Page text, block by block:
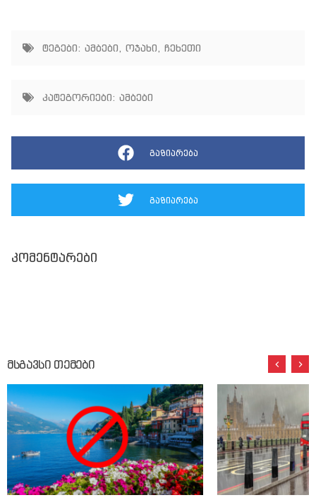
ტეგები: ამბები, ოჯახი, ჩეხეთი
კატეგორიები: ამბები
გაზიარება
გაზიარება
კომენტარები
მსგავსი თემები